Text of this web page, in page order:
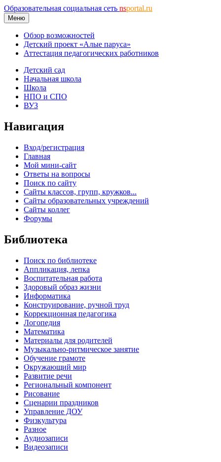
Образовательная социальная сеть nsportal.ru
Меню
Обзор возможностей
Детский проект «Алые паруса»
Аттестация педагогических работников
Детский сад
Начальная школа
Школа
НПО и СПО
ВУЗ
Навигация
Вход/регистрация
Главная
Мой мини-сайт
Ответы на вопросы
Поиск по сайту
Сайты классов, групп, кружков...
Сайты образовательных учреждений
Сайты коллег
Форумы
Библиотека
Поиск по библиотеке
Аппликация, лепка
Воспитательная работа
Здоровый образ жизни
Информатика
Конструирование, ручной труд
Коррекционная педагогика
Логопедия
Математика
Материалы для родителей
Музыкально-ритмическое занятие
Обучение грамоте
Окружающий мир
Развитие речи
Региональный компонент
Рисование
Сценарии праздников
Управление ДОУ
Физкультура
Разное
Аудиозаписи
Видеозаписи